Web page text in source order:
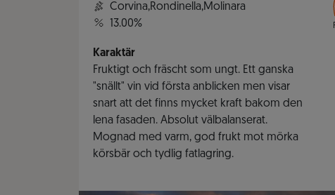
Corvina,Rondinella,Molinara
13.00%
Karaktär
Fruktigt och fräscht som ungt. Ett ganska
"snällt" vin vid första anblicken men visar
snart att det finns mycket kraft bakom den
lena fasaden. Absolut välbalanserat.
Mognad med varm, god frukt mot mörka
körsbär och tydlig fatlagring.